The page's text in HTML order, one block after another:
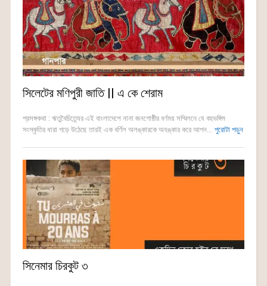
সিলেটের মণিপুরী জাতি || এ কে শেরাম
প্রসঙ্গকথা : ঋতুবৈচিত্র্যের এই বাংলাদেশে নানা জনগোষ্ঠীর বর্ণময় সম্মিলনে যে বহুভঙ্গিম
সংস্কৃতির ধারা গড়ে উঠেছে তারই এক বর্ণিল অলঙ্কারকে অহঙ্কার করে আপন... পুরোটা পড়ুন
সিনেমার চিরকুট ৩